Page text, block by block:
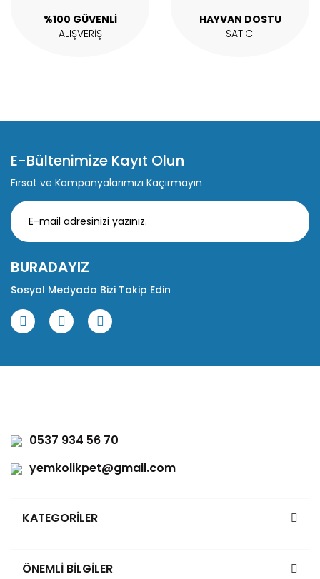
%100 GÜVENLİ
ALIŞVERİŞ
HAYVAN DOSTU
SATICI
E-Bültenimize Kayıt Olun
Fırsat ve Kampanyalarımızı Kaçırmayın
BURADAYIZ
Sosyal Medyada Bizi Takip Edin
0537 934 56 70
yemkolikpet@gmail.com
KATEGORİLER
ÖNEMLİ BİLGİLER